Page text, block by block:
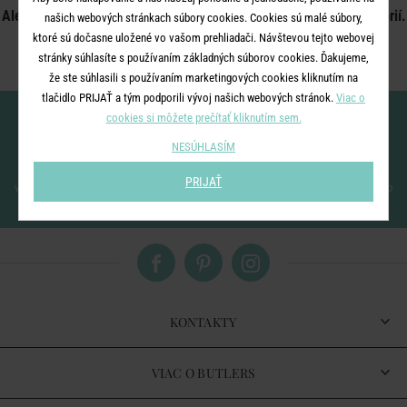
Ale nezúfajte, pripravili sme pre vás rozcestník najbližších kategórií.
Nenechajte si ujsť novinky!
vložením e-mailu súhlasíte so spracovaním osobných údajov
pre zasielanie nášho
newsletteru
KONTAKTY
VIAC O BUTLERS
našich webových stránkach súbory cookies. Cookies sú malé súbory,
ktoré sú dočasne uložené vo vašom prehliadači. Návštevou tejto webovej
stránky súhlasíte s používaním základných súborov cookies. Ďakujeme,
že ste súhlasili s používaním marketingových cookies kliknutím na
tlačidlo PRIJAŤ a tým podporili vývoj našich webových stránok. Viac o
cookies si môžete prečítať kliknutím sem.
NESÚHLASÍM
PRIJAŤ